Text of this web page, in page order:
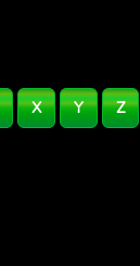
X Y Z